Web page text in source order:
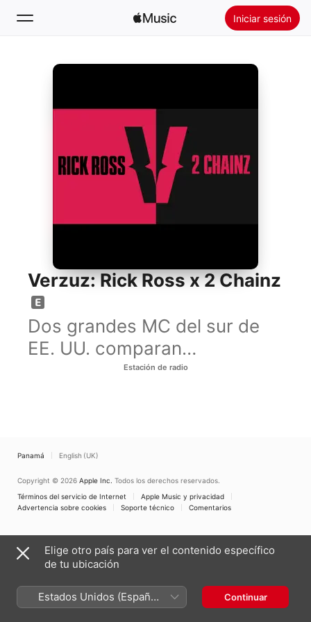
Iniciar sesión
Buscar
Radio
Instalar Apple Music
Verzuz: Rick Ross x 2 Chainz
Dos grandes MC del sur de
EE. UU. comparan
discografías.Estación de radio
Panamá English (UK)
Copyright © 2026 Apple Inc. Todos los derechos reservados.
Términos del servicio de Internet
Apple Music y privacidad
Advertencia sobre cookies
Soporte técnico Comentarios
Elige otro país para ver el contenido específico
de tu ubicación
Estados Unidos (Español
México)
Continuar